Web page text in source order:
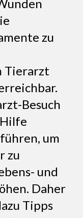
zu
Tierarzt
Besuch
um
zu
und
Daher
Tipps